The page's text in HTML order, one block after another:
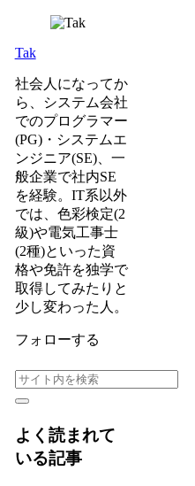
Tak
社会人になってか
ら、システム会社
でのプログラマー
(PG)・システムエ
ンジニア(SE)、一
般企業で社内SE
を経験。IT系以外
では、色彩検定(2
級)や電気工事士
(2種)といった資
格や免許を独学で
取得してみたりと
少し変わった人。
フォローする
よく読まれて
いる記事